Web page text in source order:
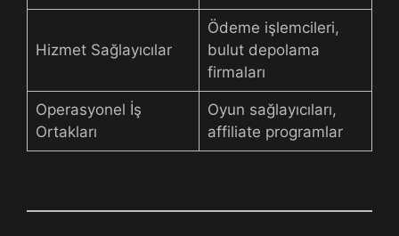
Hizmet Sağlayıcılar
Ödeme işlemcileri,
bulut depolama
firmaları
Operasyonel İş
Ortakları
Oyun sağlayıcıları,
affiliate programlar